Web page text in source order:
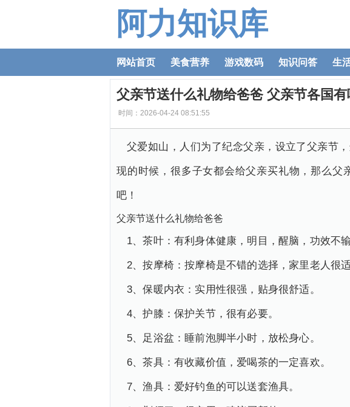
阿力知识库
网站首页 美食营养 游戏数码 知识问答 生
父亲节送什么礼物给爸爸 父亲节各国
时间：2026-04-24 08:51:55
父爱如山，人们为了纪念父亲，设立了父亲节
现的时候，很多子女都会给父亲买礼物，那么
吧！
父亲节送什么礼物给爸爸
1、茶叶：有利身体健康，明目，醒脑，功效不输
2、按摩椅：按摩椅是不错的选择，家里老人很
3、保暖内衣：实用性很强，贴身很舒适。
4、护膝：保护关节，很有必要。
5、足浴盆：睡前泡脚半小时，放松身心。
6、茶具：有收藏价值，爱喝茶的一定喜欢。
7、渔具：爱好钓鱼的可以送套渔具。